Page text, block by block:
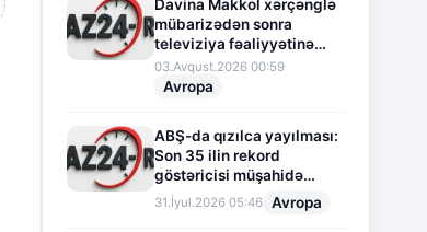
Davina Makkol xərçənglə
mübarizədən sonra
televiziya fəaliyyətinə
fasilə verir
03.Avqust.2026 00:59
Avropa
ABŞ-da qızılca yayılması:
Son 35 ilin rekord
göstəricisi müşahidə
olunur
31.İyul.2026 05:46 Avropa